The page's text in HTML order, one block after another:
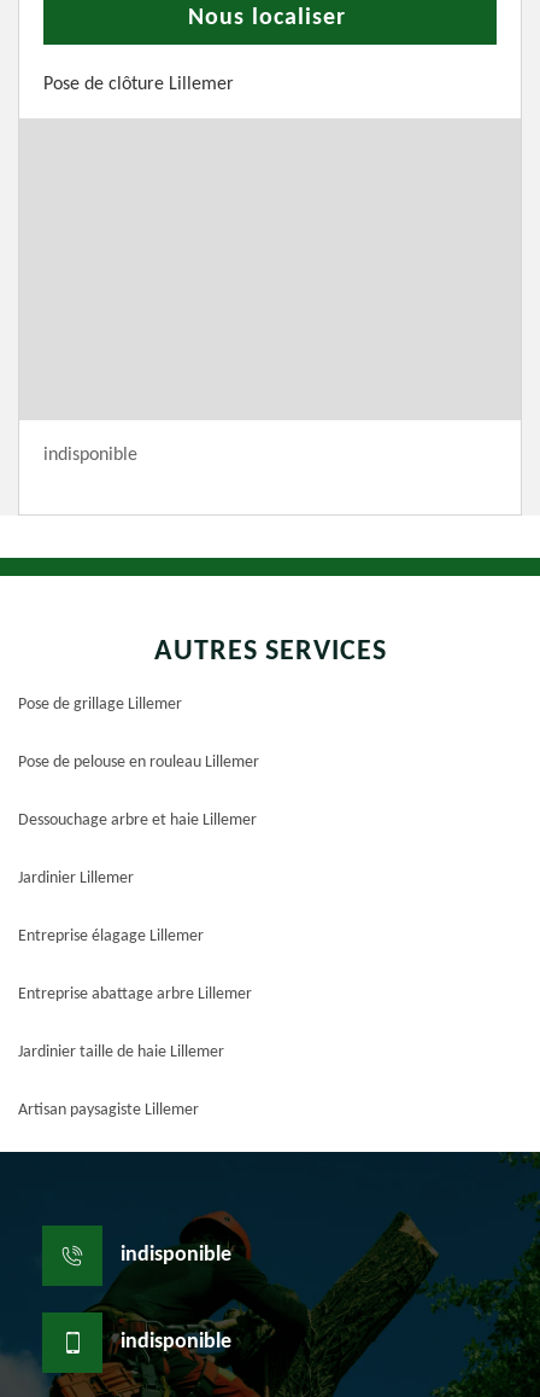
Nous localiser
Pose de clôture Lillemer
indisponible
AUTRES SERVICES
Pose de grillage Lillemer
Pose de pelouse en rouleau Lillemer
Dessouchage arbre et haie Lillemer
Jardinier Lillemer
Entreprise élagage Lillemer
Entreprise abattage arbre Lillemer
Jardinier taille de haie Lillemer
Artisan paysagiste Lillemer
indisponible
indisponible